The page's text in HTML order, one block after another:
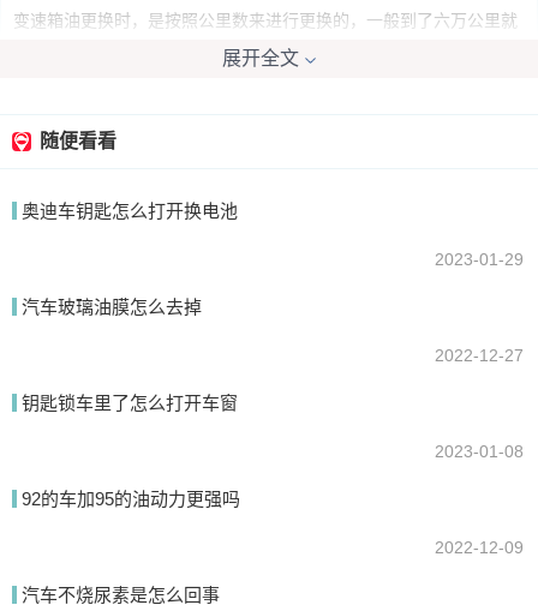
变速箱油更换时，是按照公里数来进行更换的，一般到了六万公里就
我要回答
提交
展开全文
随便看看
奥迪车钥匙怎么打开换电池
2023-01-29
汽车玻璃油膜怎么去掉
2022-12-27
钥匙锁车里了怎么打开车窗
2023-01-08
92的车加95的油动力更强吗
2022-12-09
汽车不烧尿素是怎么回事